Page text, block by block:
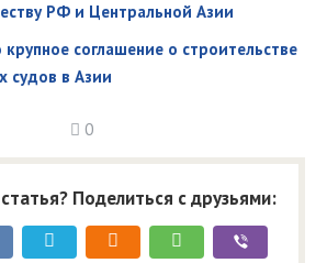
РФ и Центральной Азии
соглашение о строительстве
судов в Азии
0
Поделиться с друзьями: